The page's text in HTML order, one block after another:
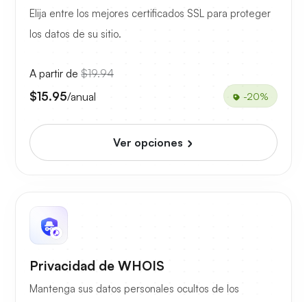
Elija entre los mejores certificados SSL para proteger
los datos de su sitio.
A partir de $19.94
$15.95/anual -20%
Ver opciones
Privacidad de WHOIS
Mantenga sus datos personales ocultos de los